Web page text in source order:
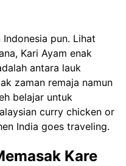
pun. Lihat
Kari Ayam enak
antara lauk
zaman remaja namun
belajar untuk
curry chicken or
India goes traveling.
Kare